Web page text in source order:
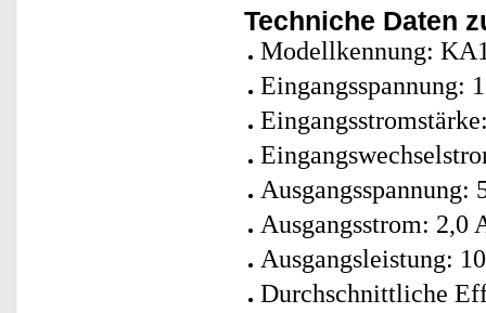
Techniche Daten
Modellkennung:
Eingangsspannung:
Ausgangsspannung:
Ausgangsstrom: 2,0
Ausgangsleistung:
Durchschnittliche